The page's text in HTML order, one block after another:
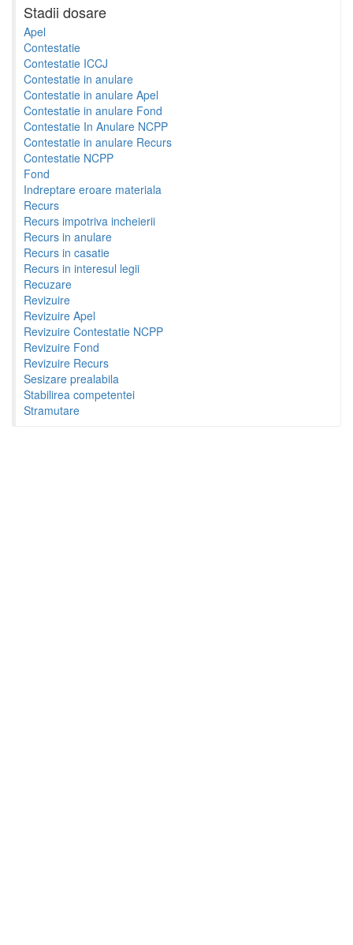
Stadii dosare
Apel
Contestatie
Contestatie ICCJ
Contestatie in anulare
Contestatie in anulare Apel
Contestatie in anulare Fond
Contestatie In Anulare NCPP
Contestatie in anulare Recurs
Contestatie NCPP
Fond
Indreptare eroare materiala
Recurs
Recurs impotriva incheierii
Recurs in anulare
Recurs in casatie
Recurs in interesul legii
Recuzare
Revizuire
Revizuire Apel
Revizuire Contestatie NCPP
Revizuire Fond
Revizuire Recurs
Sesizare prealabila
Stabilirea competentei
Stramutare